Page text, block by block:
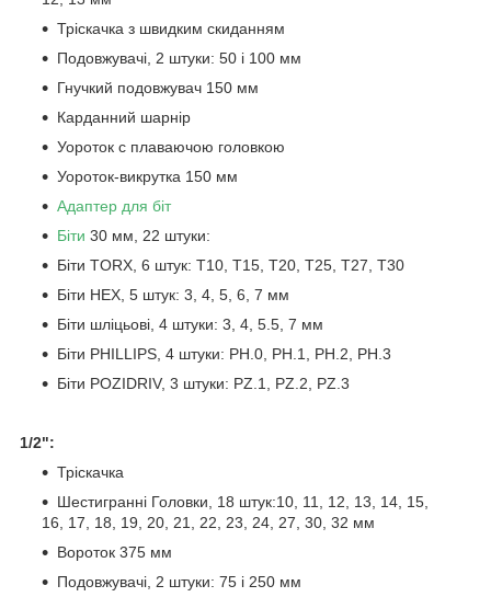
Тріскачка з швидким скиданням
Подовжувачі, 2 штуки: 50 і 100 мм
Гнучкий подовжувач 150 мм
Карданний шарнір
Уороток c плаваючою головкою
Уороток-викрутка 150 мм
Адаптер для біт
Біти 30 мм, 22 штуки:
Біти TORX, 6 штук: T10, T15, T20, T25, T27, T30
Біти HEX, 5 штук: 3, 4, 5, 6, 7 мм
Біти шліцьові, 4 штуки: 3, 4, 5.5, 7 мм
Біти PHILLIPS, 4 штуки: PH.0, PH.1, PH.2, PH.3
Біти POZIDRIV, 3 штуки: PZ.1, PZ.2, PZ.3
1/2":
Тріскачка
Шестигранні Головки, 18 штук:10, 11, 12, 13, 14, 15,
16, 17, 18, 19, 20, 21, 22, 23, 24, 27, 30, 32 мм
Вороток 375 мм
Подовжувачі, 2 штуки: 75 і 250 мм